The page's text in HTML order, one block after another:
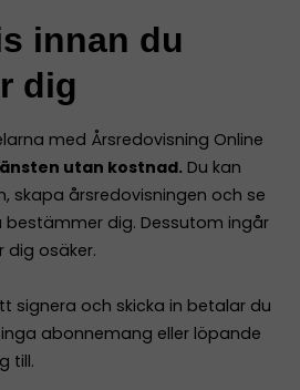
innan du
dig
med Årsredovisning Online
utan kostnad. Du kan
skapa årsredovisningen och se
bestämmer dig. Dessutom ingår
dig osäker.
signera och skicka in betalar du
abonnemang eller löpande
till.